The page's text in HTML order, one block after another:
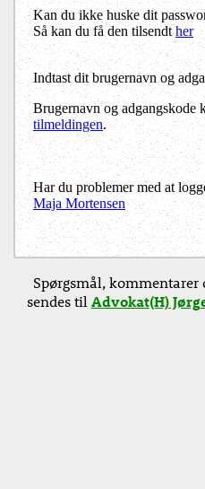
Kan du ikke huske dit
Så kan du få den tilsendther
Indtast dit brugernavn og
Brugernavn og adgangskode
tilmeldingen.
Har du problemer med at
Maja Mortensen
Spørgsmål,
sendes tilAdvokat(H)